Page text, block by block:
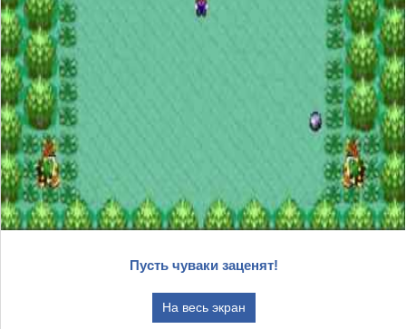
Пусть чуваки заценят!
На весь экран